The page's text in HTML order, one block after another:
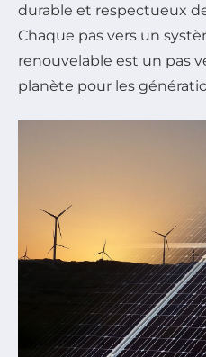
durable et respectueux
Chaque pas vers un
renouvelable est un pas
planète pour les